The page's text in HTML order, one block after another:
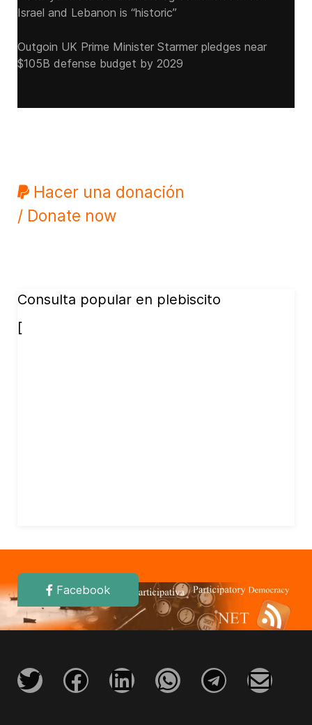
Israel and Lebanon is “historic”
Outgoin UK Prime Minister Starmer pledges near
$105B defense budget by 2029
Hacer una donación
/ Donate now
Consulta popular en plebiscito
[
Facebook